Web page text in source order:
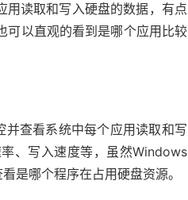
用读取和写入硬盘的数据，有点
可以直观的看到是哪个应用比较
查看系统中每个应用读取和写
、写入速度等，虽然Windows
是哪个程序在占用硬盘资源。